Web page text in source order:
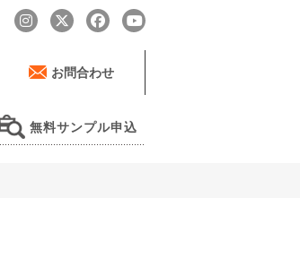
お問合わせ
無料サンプル申込